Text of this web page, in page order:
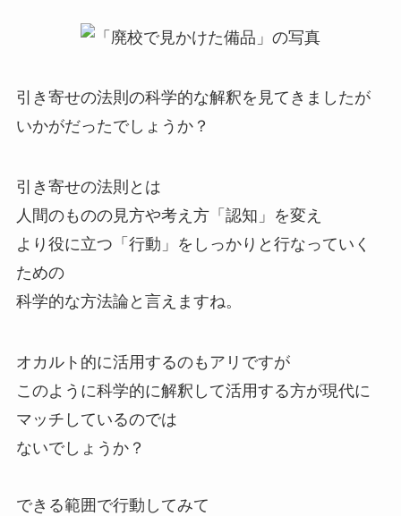
引き寄せの法則の科学的な解釈を見てきましたが
いかがだったでしょうか？
引き寄せの法則とは
人間のものの見方や考え方「認知」を変え
より役に立つ「行動」をしっかりと行なっていく
ための
科学的な方法論と言えますね。
オカルト的に活用するのもアリですが
このように科学的に解釈して活用する方が現代に
マッチしているのでは
ないでしょうか？
できる範囲で行動してみて